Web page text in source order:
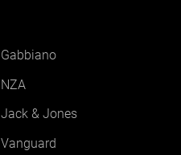
Gabbiano
NZA
Jack & Jones
Vanguard